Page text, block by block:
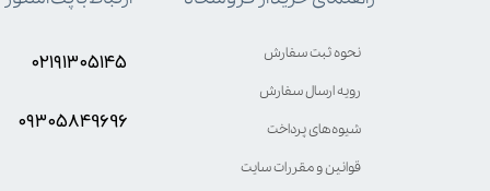
نحوه ثبت سفارش
رویه ارسال سفارش
شیوه‌های پرداخت
قوانین و مقررات سایت
۰۲۱۹۱۳۰۵۱۴۵
۰۹۳۰۵8۴9696